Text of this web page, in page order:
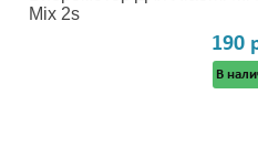
Mix 2s
190
В